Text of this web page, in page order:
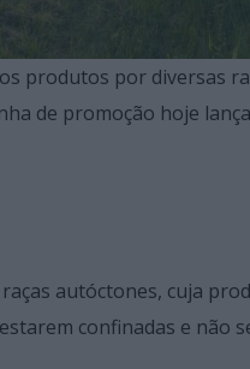
produtos por diversas
de promoção hoje
autóctones, cuja
confinadas e não